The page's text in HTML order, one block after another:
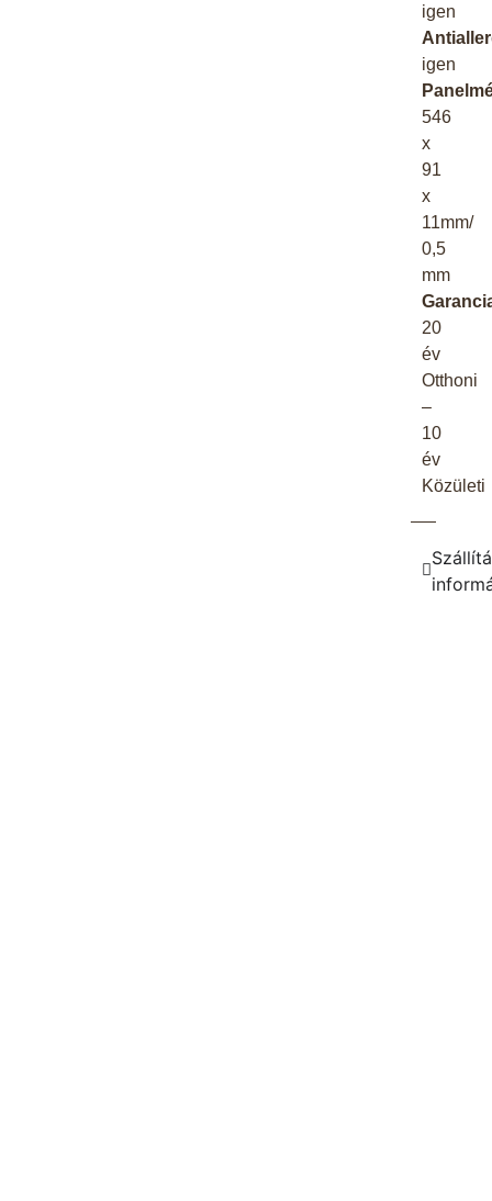
igen
igen
546
x
91
x
11mm/
0,5
mm
20
év
Otthoni
–
10
év
Közületi